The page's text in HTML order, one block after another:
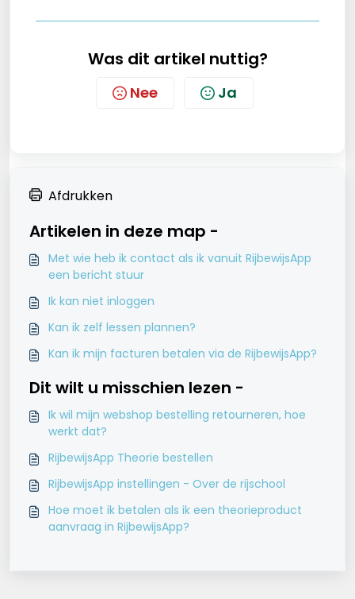
Was dit artikel nuttig?
Nee Ja
Afdrukken
Artikelen in deze map -
Met wie heb ik contact als ik vanuit RijbewijsApp
een bericht stuur
Ik kan niet inloggen
Kan ik zelf lessen plannen?
Kan ik mijn facturen betalen via de RijbewijsApp?
Dit wilt u misschien lezen -
Ik wil mijn webshop bestelling retourneren, hoe
werkt dat?
RijbewijsApp Theorie bestellen
RijbewijsApp instellingen - Over de rijschool
Hoe moet ik betalen als ik een theorieproduct
aanvraag in RijbewijsApp?